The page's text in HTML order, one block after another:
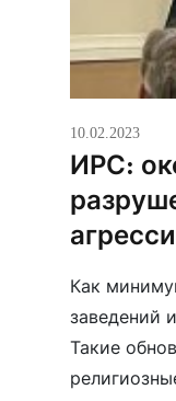
10.02.2023
ИРС:
Как
заведений
Такие